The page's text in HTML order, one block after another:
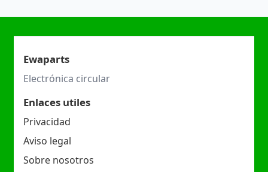
Ewaparts
Electrónica circular
Enlaces utiles
Privacidad
Aviso legal
Sobre nosotros